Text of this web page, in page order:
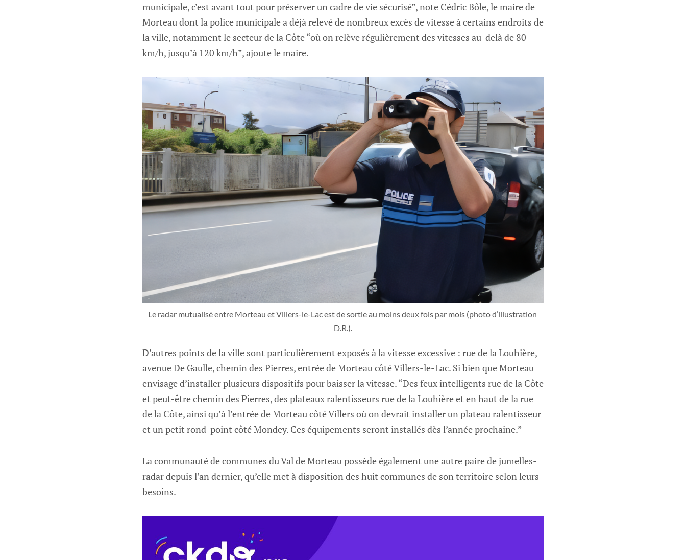
municipale, c’est avant tout pour préserver un cadre de vie sécurisé”, note Cédric Bôle, le maire de
Morteau dont la police municipale a déjà relevé de nombreux excès de vitesse à certains endroits de
la ville, notamment le secteur de la Côte “où on relève régulièrement des vitesses au-delà de 80
km/h, jusqu’à 120 km/h”, ajoute le maire.
Le radar mutualisé entre Morteau et Villers-le-Lac est de sortie au moins deux fois par mois (photo d’illustration
D.R.).
D’autres points de la ville sont particulièrement exposés à la vitesse excessive : rue de la Louhière,
avenue De Gaulle, chemin des Pierres, entrée de Morteau côté Villers-le-Lac. Si bien que Morteau
envisage d’installer plusieurs dispositifs pour baisser la vitesse. “Des feux intelligents rue de la Côte
et peut-être chemin des Pierres, des plateaux ralentisseurs rue de la Louhière et en haut de la rue
de la Côte, ainsi qu’à l’entrée de Morteau côté Villers où on devrait installer un plateau ralentisseur
et un petit rond-point côté Mondey. Ces équipements seront installés dès l’année prochaine.”
La communauté de communes du Val de Morteau possède également une autre paire de jumelles-
radar depuis l’an dernier, qu’elle met à disposition des huit communes de son territoire selon leurs
besoins.